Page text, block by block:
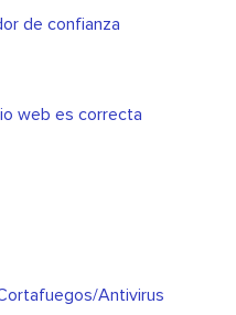
de confianza
web es correcta
Antivirus